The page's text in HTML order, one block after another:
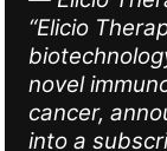
“Elicio
novel
cancer,
into a